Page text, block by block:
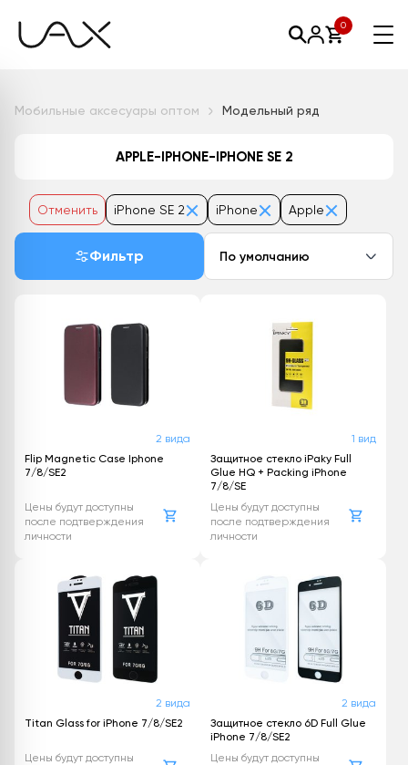
0
Мобильные аксесуары оптом Модельный ряд
APPLE-IPHONE-IPHONE SE 2
Отменить iPhone SE 2 iPhone Apple
Фильтр По умолчанию
2 вида
Flip Magnetic Case Iphone
7/8/SE2
Цены будут доступны
после подтверждения
личности
1 вид
Защитное стекло iPaky Full
Glue HQ + Packing iPhone
7/8/SE
Цены будут доступны
после подтверждения
личности
2 вида
Titan Glass for iPhone 7/8/SE2
Цены будут доступны
2 вида
Защитное стекло 6D Full Glue
iPhone 7/8/SE2
Цены будут доступны